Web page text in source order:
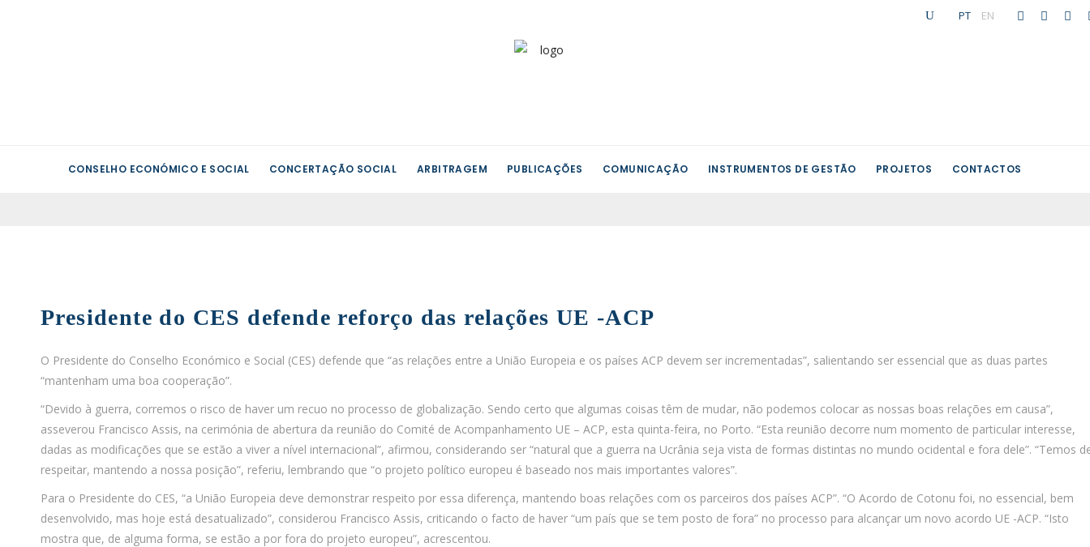
PT EN
CONSELHO ECONÓMICO E SOCIAL CONCERTAÇÃO SOCIAL ARBITRAGEM PUBLICAÇÕES COMUNICAÇÃO INSTRUMENTOS DE GESTÃO PROJETOS CONTACTOS
Presidente do CES defende reforço das relações UE -ACP
O Presidente do Conselho Económico e Social (CES) defende que “as relações entre a União Europeia e os países ACP devem ser incrementadas”, salientando ser essencial que as duas partes
“mantenham uma boa cooperação”.
“Devido à guerra, corremos o risco de haver um recuo no processo de globalização. Sendo certo que algumas coisas têm de mudar, não podemos colocar as nossas boas relações em causa”,
asseverou Francisco Assis, na cerimónia de abertura da reunião do Comité de Acompanhamento UE – ACP, esta quinta-feira, no Porto. “Esta reunião decorre num momento de particular interesse,
dadas as modificações que se estão a viver a nível internacional”, afirmou, considerando ser “natural que a guerra na Ucrânia seja vista de formas distintas no mundo ocidental e fora dele”. “Temos
respeitar, mantendo a nossa posição”, referiu, lembrando que “o projeto político europeu é baseado nos mais importantes valores”.
Para o Presidente do CES, “a União Europeia deve demonstrar respeito por essa diferença, mantendo boas relações com os parceiros dos países ACP”. “O Acordo de Cotonu foi, no essencial, bem
desenvolvido, mas hoje está desatualizado”, considerou Francisco Assis, criticando o facto de haver “um país que se tem posto de fora” no processo para alcançar um novo acordo UE -ACP. “Isto
mostra que, de alguma forma, se estão a por fora do projeto europeu”, acrescentou.